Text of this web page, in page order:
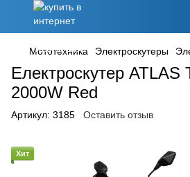
Мототехника Электроскутеры
Електроскутер ATLAS
2000W Red
Артикул: 3185 Оставить отзыв
Хит